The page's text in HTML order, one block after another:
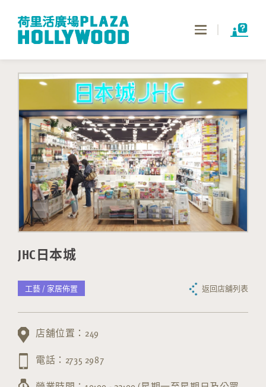
Toggle
JHC日本城
工藝 / 家居佈置 返回店舖列表
店舖位置：249
電話：2735 2987